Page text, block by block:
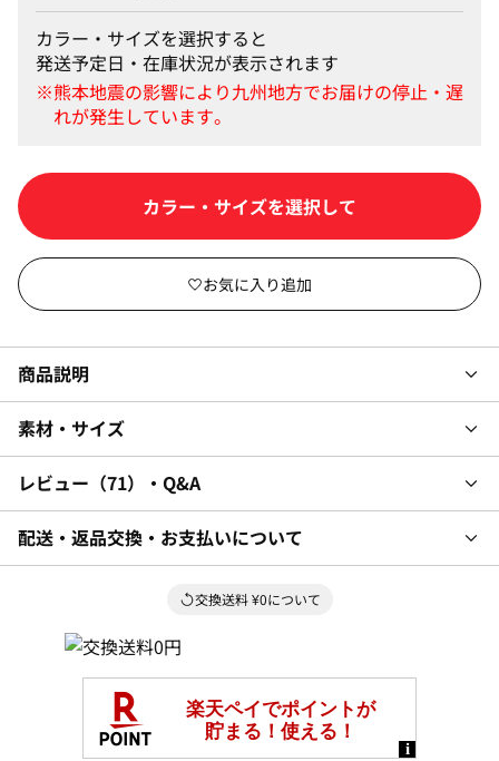
カラー・サイズを選択すると
発送予定日・在庫状況が表示されます
カラー・サイズを選択して
商品説明
素材・サイズ
レビュー 71 ・Q&A
配送・返品交換・お支払いについて
交換送料 ¥0について